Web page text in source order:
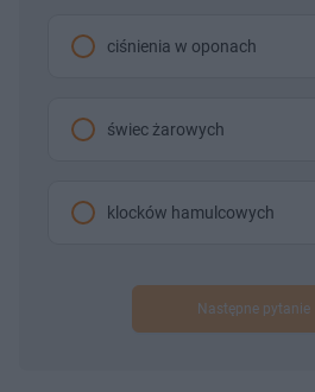
ciśnienia w oponach
świec żarowych
klocków hamulcowych
Następne pytanie